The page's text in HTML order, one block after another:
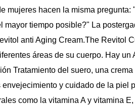
mujeres hacen la misma
mayor tiempo posible?" La
anti Aging Cream.The Revitol
áreas de su cuerpo. Hay
Tratamiento del suero, una
y cuidado de la piel
como la vitamina A y vitamina